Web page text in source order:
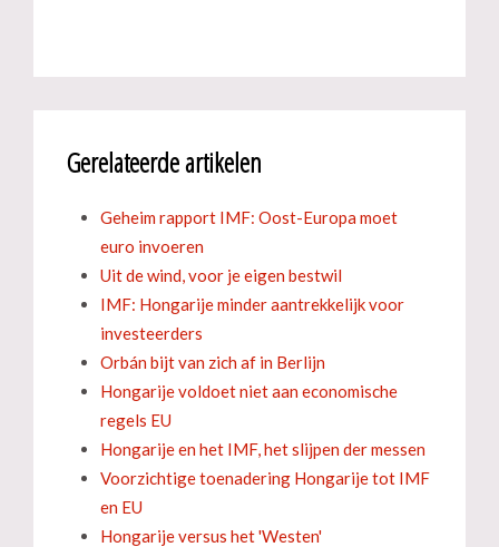
Gerelateerde artikelen
Geheim rapport IMF: Oost-Europa moet
euro invoeren
Uit de wind, voor je eigen bestwil
IMF: Hongarije minder aantrekkelijk voor
investeerders
Orbán bijt van zich af in Berlijn
Hongarije voldoet niet aan economische
regels EU
Hongarije en het IMF, het slijpen der messen
Voorzichtige toenadering Hongarije tot IMF
en EU
Hongarije versus het 'Westen'